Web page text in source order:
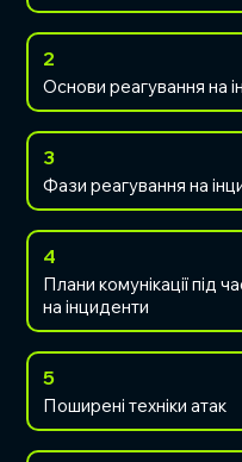
2
Основи реагування на
3
Фази реагування на
4
Плани комунікації під
на інциденти
5
Поширені техніки атак